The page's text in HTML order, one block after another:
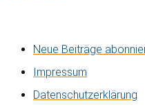
Neue Beiträge
Impressum
Datenschutzerklärung